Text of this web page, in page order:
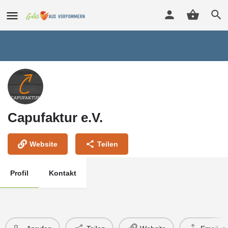
Capufaktur e.V.
Website Teilen
Profil Kontakt